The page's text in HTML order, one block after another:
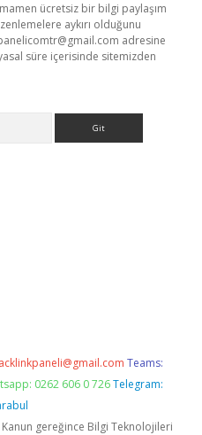
ücretsiz bir bilgi paylaşım
aykırı olduğunu
adresine
süre içerisinde sitemizden
Teams:
0262 606 0 726 Telegram:
Kanun gereğince Bilgi Teknolojileri